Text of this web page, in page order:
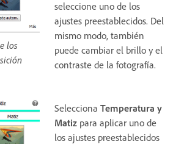
seleccione uno de los
ajustes preestablecidos. Del
mismo modo, también
puede cambiar el brillo y el
contraste de la fotografía.
los
Selecciona Temperatura y
Matiz para aplicar uno de
los ajustes preestablecidos